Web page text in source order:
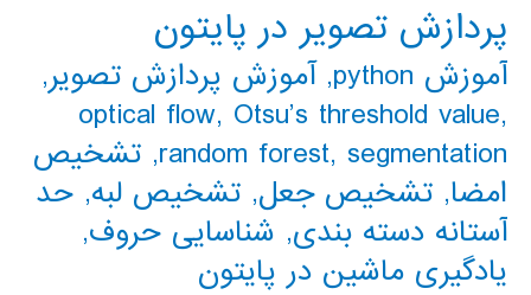
پردازش تصویر در پایتون
آموزش python ,آموزش پردازش تصویر,
optical flow, Otsu’s threshold value,
random forest, segmentation
, تشخیص
امضا, تشخیص جعل, تشخیص لبه, حد
آستانه دسته بندی, شناسایی حروف,
یادگیری ماشین در پایتون